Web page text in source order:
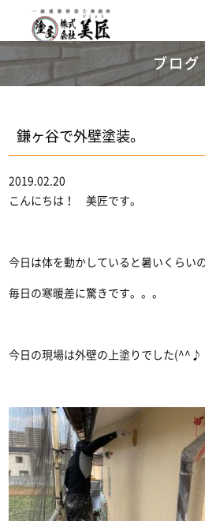
ブログ
鎌ヶ谷で外壁塗装。
2019.02.20
こんにちは！ 美匠です。
今日は体を動かしていると暑いくらい
毎日の寒暖差に驚きです。。。
今日の現場は外壁の上塗りでした(^^♪